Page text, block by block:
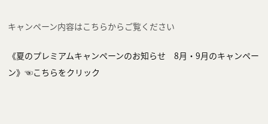
キャンペーン内容はこちらからご覧ください
《夏のプレミアムキャンペーンのお知らせ 8月・9月のキャンペー
ン》☜こちらをクリック